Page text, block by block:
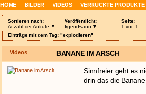
HOME BILDER VIDEOS VERRÜCKTE PRODUKTE
Sortieren nach:
Anzahl der Aufrufe ▼
Veröffentlicht:
Irgendwann ▼
Seite:
1 von 1
Einträge mit dem Tag: "explodieren"
Videos BANANE IM ARSCH
Sinnfreier geht es
drin das die